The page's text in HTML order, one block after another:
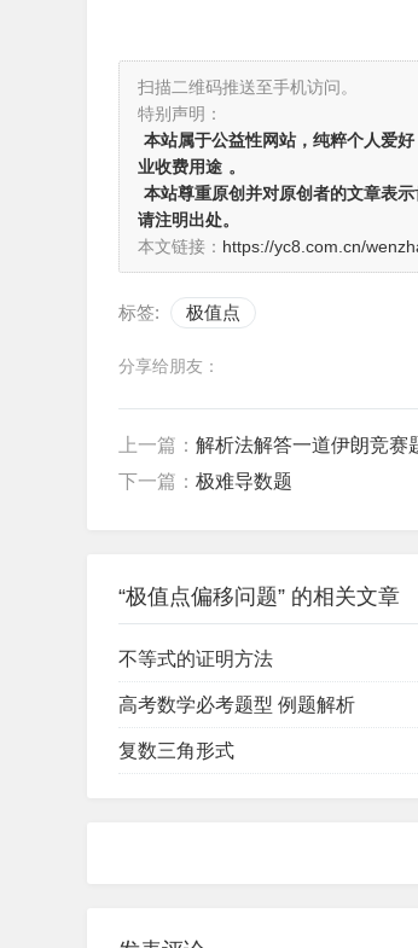
扫描二维码推送至手机访问。
特别声明：
本站属于公益性网站，纯粹个人爱
业收费用途 。
本站尊重原创并对原创者的文章表
请注明出处。
本文链接： https://yc8.com.cn/
标签: 极值点
分享给朋友：
上一篇： 解析法解答一道伊朗竞赛
下一篇： 极难导数题
“极值点偏移问题” 的相关文章
不等式的证明方法
高考数学必考题型 例题解析
复数三角形式